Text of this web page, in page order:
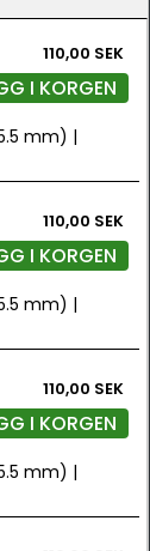
110,00 SEK
I KORGEN
mm) |
110,00 SEK
I KORGEN
mm) |
110,00 SEK
I KORGEN
mm) |